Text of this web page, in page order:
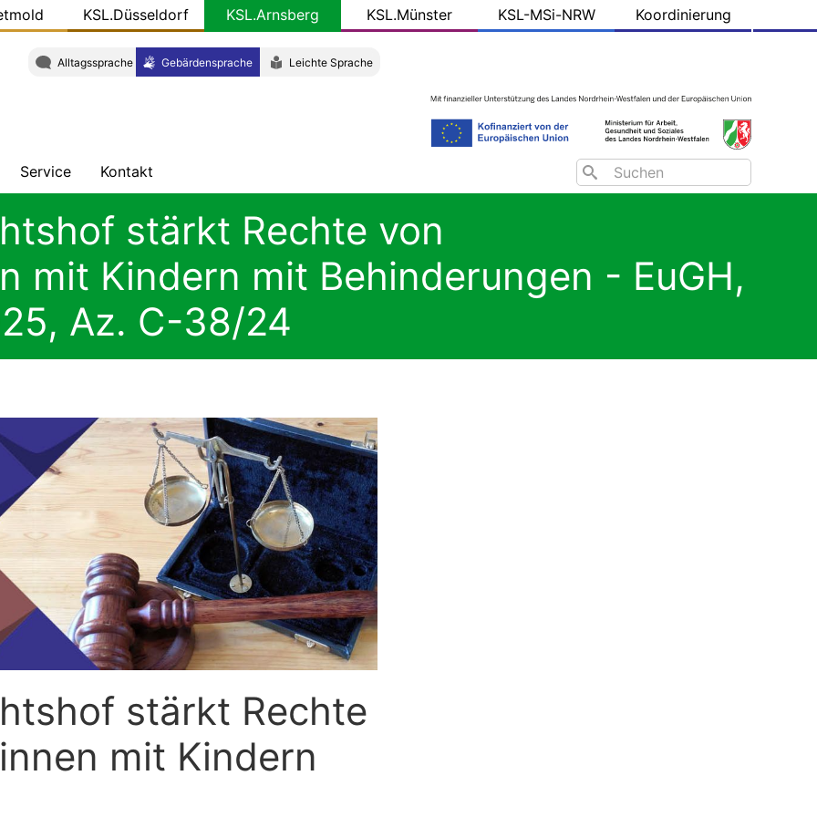
KSL.Düsseldorf KSL.Arnsberg KSL.Münster KSL-MSi-NRW Koordinierung
Alltagssprache Gebärdensprache Leichte Sprache
Search
Service
Veröffentlichungen
Konkret
Gut
zu
wissen
-
Presse
Links
Kontakt
Adresse
Team
stärkt Rechte von
mit Kindern mit Behinderungen - EuGH,
Az. C-38/24
stärkt Rechte
mit Kindern